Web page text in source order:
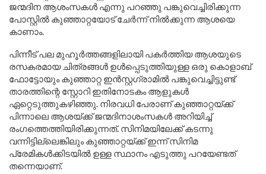
ജന്മദിന ആശംസകൾ എന്നു പറഞ്ഞു പങ്കുവെച്ചിരിക്കുന്ന
പോസ്റ്റിൽ കുഞ്ഞാറ്റയോട് ചേർന്ന് നിൽക്കുന്ന ആശയെ
കാണാം.
പിന്നീട് പല മുഹൂർത്തങ്ങളിലായി പകർത്തിയ ആശയുടെ
രസകരമായ ചിത്രങ്ങൾ ഉൾപ്പെടുത്തിയുള്ള ഒരു കൊളാബ്
ഫോട്ടോയും കുഞ്ഞാറ്റ ഇൻസ്റ്റഗ്രാമിൽ പങ്കുവെച്ചിട്ടുണ്ട്
താരത്തിന്റെ സ്റ്റോറി ഇതിനോടകം ആളുകൾ
ഏറ്റെടുത്തുകഴിഞ്ഞു. നിരവധി പേരാണ് കുഞ്ഞാറ്റയ്ക്ക്
പിന്നാലെ ആശയ്ക്ക് ജന്മദിനാശംസകൾ അറിയിച്ച്
രംഗത്തെത്തിയിരിക്കുന്നത്. സിനിമയിലേക്ക് കടന്നു
വന്നിട്ടില്ലെങ്കിലും കുഞ്ഞാറ്റയ്ക്ക് ഇന്ന് സിനിമ
പ്രേമികൾക്കിടയിൽ ഉള്ള സ്ഥാനം എടുത്തു പറയേണ്ടത്
തന്നെയാണ്.